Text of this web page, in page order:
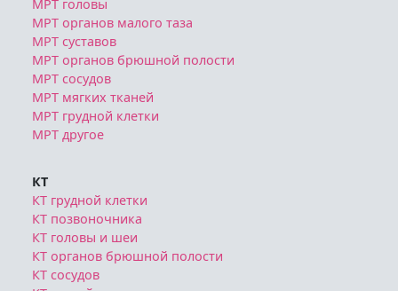
Служба записи
МРТ
МРТ позвоночника
МРТ головы
МРТ органов малого таза
МРТ сосудов
МРТ мягких тканей
МРТ грудной клетки
МРТ другое